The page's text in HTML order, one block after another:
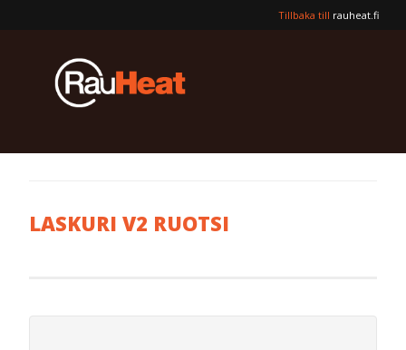
Tillbaka till rauheat.fi
LASKURI V2 RUOTSI